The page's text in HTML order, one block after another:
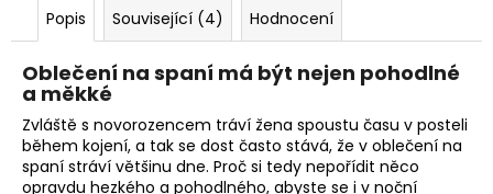
Popis Související (4) Hodnocení
Oblečení na spaní má být nejen pohodlné
a měkké
Zvláště s novorozencem tráví žena spoustu času v posteli
během kojení, a tak se dost často stává, že v oblečení na
spaní stráví většinu dne. Proč si tedy nepořídit něco
opravdu hezkého a pohodlného, abyste se i v noční